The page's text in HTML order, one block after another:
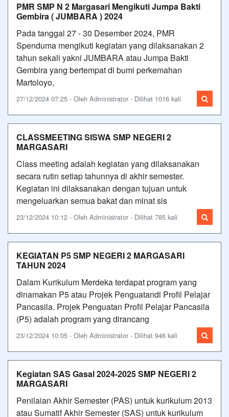
PMR SMP N 2 Margasari Mengikuti Jumpa Bakti
Gembira ( JUMBARA ) 2024
Pada tanggal 27 - 30 Desember 2024, PMR
Spenduma mengikuti kegiatan yang dilaksanakan 2
tahun sekali yakni JUMBARA atau Jumpa Bakti
Gembira yang bertempat di bumi perkemahan
Martoloyo,
27/12/2024 07:25 - Oleh Administrator - Dilihat 1016 kali
CLASSMEETING SISWA SMP NEGERI 2
MARGASARI
Class meeting adalah kegiatan yang dilaksanakan
secara rutin setiap tahunnya di akhir semester.
Kegiatan ini dilaksanakan dengan tujuan untuk
mengeluarkan semua bakat dan minat sis
23/12/2024 10:12 - Oleh Administrator - Dilihat 785 kali
KEGIATAN P5 SMP NEGERI 2 MARGASARI
TAHUN 2024
Dalam Kurikulum Merdeka terdapat program yang
dinamakan P5 atau Projek Penguatandi Profil Pelajar
Pancasila. Projek Penguatan Profil Pelajar Pancasila
(P5) adalah program yang dirancang
23/12/2024 10:05 - Oleh Administrator - Dilihat 946 kali
Kegiatan SAS Gasal 2024-2025 SMP NEGERI 2
MARGASARI
Penilaian Akhir Semester (PAS) untuk kurikulum 2013
atau Sumatif Akhir Semester (SAS) untuk kurikulum